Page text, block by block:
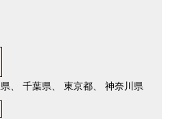
、 千葉県、 東京都、 神奈川県